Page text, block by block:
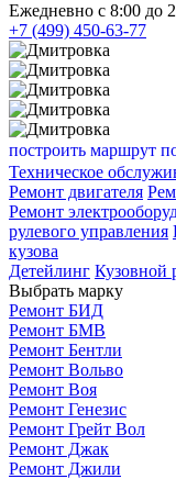
Ежедневно с 8:00 до
+7 (499) 450-63-77
построить маршрут
Техническое
Ремонт двигателя
Ремонт
рулевого управления
кузова
Детейлинг Кузовной
Выбрать марку
Ремонт БИД
Ремонт БМВ
Ремонт Бентли
Ремонт Вольво
Ремонт Воя
Ремонт Генезис
Ремонт Грейт Вол
Ремонт Джак
Ремонт Джили